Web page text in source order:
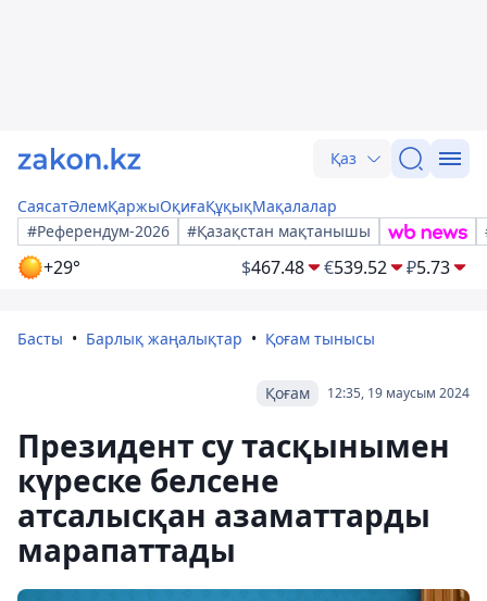
Қаз
СаясатӘлемҚаржыОқиғаҚұқықМақалалар
#Референдум-2026
#Қазақстан мақтанышы
+29° $467.48 €539.52 ₽5.73
Басты Барлық жаңалықтар Қоғам тынысы
12:35, 19 маусым 2024
Қоғам
Президент су тасқынымен
күреске белсене
атсалысқан азаматтарды
марапаттады